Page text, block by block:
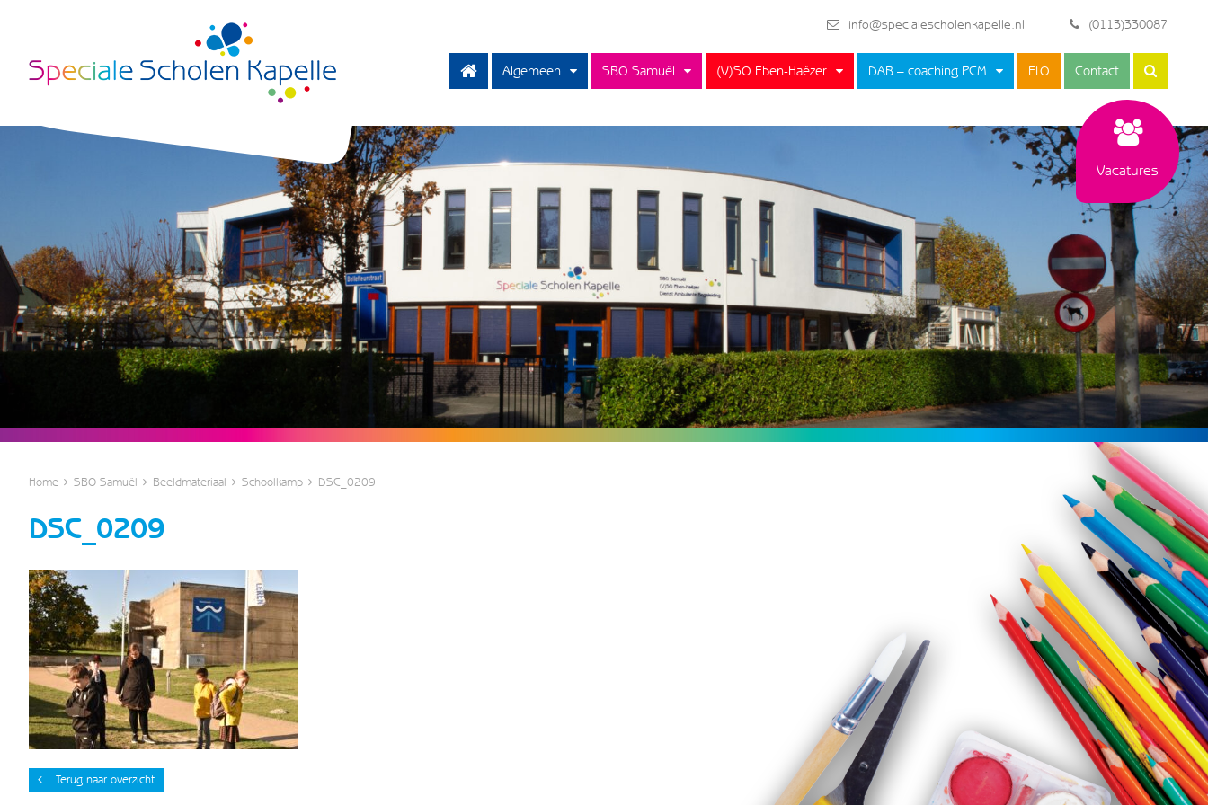
info@specialescholenkapelle.nl (0113)330087
Algemeen SBO Samuël (V)SO Eben-Haëzer DAB – coaching PCM ELO Contact
Vacatures
Home SBO Samuël Beeldmateriaal Schoolkamp DSC_0209
DSC_0209
Terug naar overzicht